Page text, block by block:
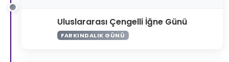
Uluslararası Çengelli İğne Günü
FARKINDALIK GÜNÜ